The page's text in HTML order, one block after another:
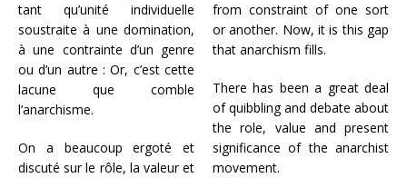
tant qu’unité individuelle
soustraite à une domination,
à une contrainte d’un genre
ou d’un autre : Or, c’est cette
lacune que comble
l’anarchisme.
On a beaucoup ergoté et
discuté sur le rôle, la valeur et
from constraint of one sort
or another. Now, it is this gap
that anarchism fills.
There has been a great deal
of quibbling and debate about
the role, value and present
significance of the anarchist
movement.